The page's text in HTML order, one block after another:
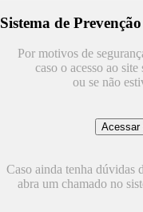
Sistema de
Por motivos de
caso o acesso ao
ou se não
Caso ainda tenha dúvidas
abra um chamado no